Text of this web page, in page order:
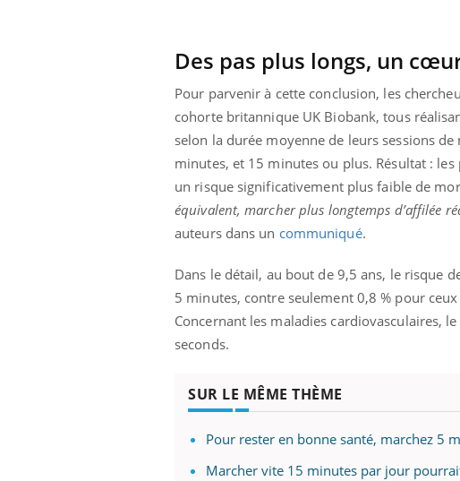
Des pas plus longs, un
Pour parvenir à cette conclusion, les
cohorte britannique UK Biobank, tous
selon la durée moyenne de leurs sessions
minutes, et 15 minutes ou plus. Résultat :
un risque significativement plus faible de
équivalent, marcher plus longtemps d’affilée
auteurs dans un communiqué.
Dans le détail, au bout de 9,5 ans, le risque
5 minutes, contre seulement 0,8 % pour
Concernant les maladies cardiovasculaires,
seconds.
SUR LE MÊME THÈME
Pour rester en bonne santé, marchez 5
Marcher vite 15 minutes par jour